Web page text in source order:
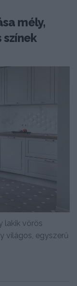
mély,
színek
lakik vörös
világos, egyszerű